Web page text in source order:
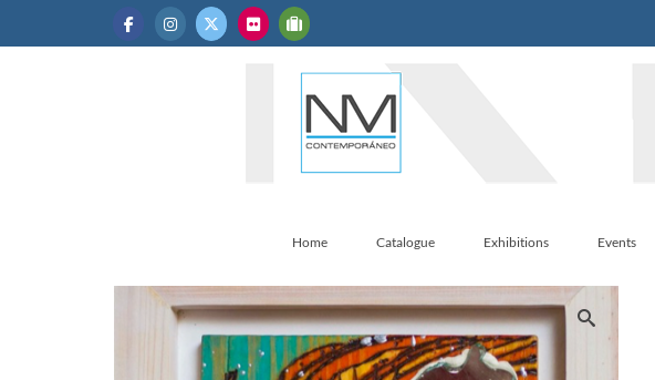
Home Catalogue Exhibitions Events